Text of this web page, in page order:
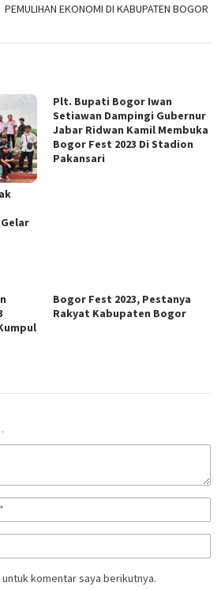
PEMULIHAN EKONOMI DI KABUPATEN BOGOR
Plt. Bupati Bogor Iwan
Setiawan Dampingi Gubernur
Jabar Ridwan Kamil Membuka
Bogor Fest 2023 Di Stadion
Pakansari
Bogor Fest 2023, Pestanya
Rakyat Kabupaten Bogor
*
komentar saya berikutnya.